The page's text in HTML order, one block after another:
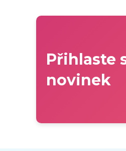
Přihlaste
novinek